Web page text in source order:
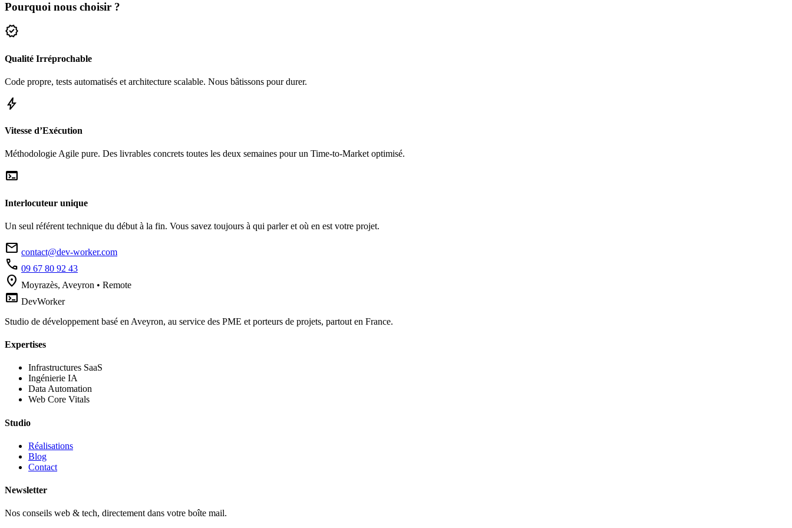
Pourquoi nous choisir ?
verified
Qualité Irréprochable
Code propre, tests automatisés et architecture scalable. Nous bâtissons pour durer.
bolt
Vitesse d’Exécution
Méthodologie Agile pure. Des livrables concrets toutes les deux semaines pour un Time-to-Market optimisé.
terminal
Interlocuteur unique
Un seul référent technique du début à la fin. Vous savez toujours à qui parler et où en est votre projet.
mail contact@dev-worker.com
phone 09 67 80 92 43
location_on Moyrazès, Aveyron • Remote
terminal DevWorker
Studio de développement basé en Aveyron, au service des PME et porteurs de projets, partout en France.
Expertises
Infrastructures SaaS
Ingénierie IA
Data Automation
Web Core Vitals
Studio
Réalisations
Blog
Contact
Newsletter
Nos conseils web & tech, directement dans votre boîte mail.